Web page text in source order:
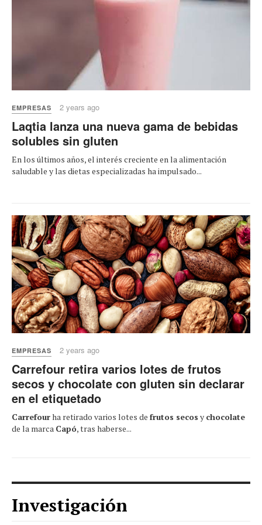
EMPRESAS 2 years ago
Laqtia lanza una nueva gama de bebidas
solubles sin gluten
En los últimos años, el interés creciente en la alimentación
saludable y las dietas especializadas ha impulsado...
EMPRESAS 2 years ago
Carrefour retira varios lotes de frutos
secos y chocolate con gluten sin declarar
en el etiquetado
Carrefourha retirado varios lotes de frutos secos y chocolate
de la marca Capó, tras haberse...
Investigación